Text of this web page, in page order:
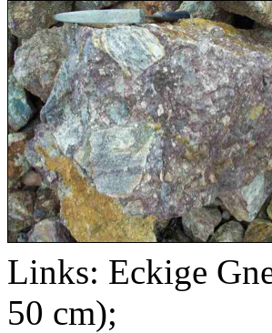
Links: Eckige
50 cm);